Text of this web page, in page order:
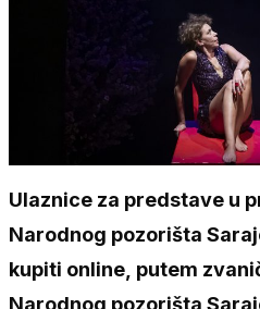
Ulaznice za predstave u
Narodnog pozorišta
kupiti online, putem
Narodnog pozorišta